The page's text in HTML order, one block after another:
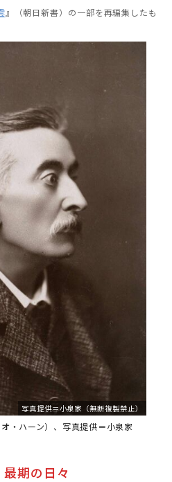
』（朝日新書）の一部を再編集したも
写真提供＝小泉家（無断複製禁止）
・ハーン）、写真提供＝小泉家
期の日々